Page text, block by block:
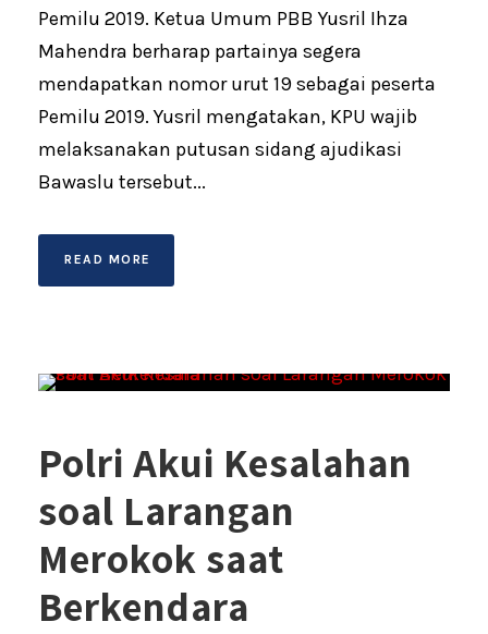
Pemilu 2019. Ketua Umum PBB Yusril Ihza
Mahendra berharap partainya segera
mendapatkan nomor urut 19 sebagai peserta
Pemilu 2019. Yusril mengatakan, KPU wajib
melaksanakan putusan sidang ajudikasi
Bawaslu tersebut...
READ MORE
Polri Akui Kesalahan
soal Larangan
Merokok saat
Berkendara